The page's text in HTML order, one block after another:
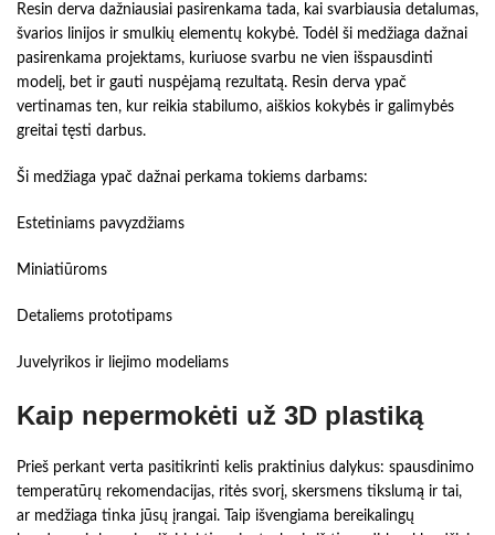
Resin derva dažniausiai pasirenkama tada, kai svarbiausia detalumas,
švarios linijos ir smulkių elementų kokybė. Todėl ši medžiaga dažnai
pasirenkama projektams, kuriuose svarbu ne vien išspausdinti
modelį, bet ir gauti nuspėjamą rezultatą. Resin derva ypač
vertinamas ten, kur reikia stabilumo, aiškios kokybės ir galimybės
greitai tęsti darbus.
Ši medžiaga ypač dažnai perkama tokiems darbams:
Estetiniams pavyzdžiams
Miniatiūroms
Detaliems prototipams
Juvelyrikos ir liejimo modeliams
Kaip nepermokėti už 3D plastiką
Prieš perkant verta pasitikrinti kelis praktinius dalykus: spausdinimo
temperatūrų rekomendacijas, ritės svorį, skersmens tikslumą ir tai,
ar medžiaga tinka jūsų įrangai. Taip išvengiama bereikalingų